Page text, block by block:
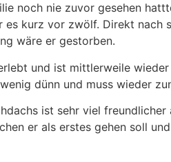
noch nie zuvor gesehen
es kurz vor zwölf. Direkt nach
wäre er gestorben.
und ist mittlerweile
dünn und muss wieder
ist sehr viel
er als erstes gehen soll